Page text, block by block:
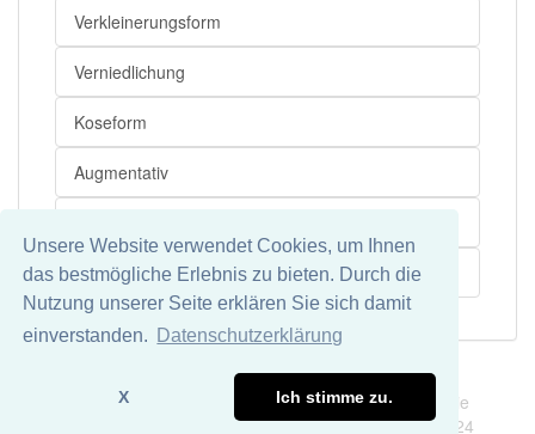
Unsere Website verwendet Cookies, um Ihnen
das bestmögliche Erlebnis zu bieten. Durch die
Nutzung unserer Seite erklären Sie sich damit
einverstanden.
Datenschutzerklärung
X Ich stimme zu.
Verkleinerungsform
Verniedlichung
Koseform
Augmentativ
Hypokoristikum
Datenschutz
Wir übernehmen keine Garantie und keine Haftung für die
Richtigkeit und Vollständigkeit dieser Seite. DDDEasy 2024